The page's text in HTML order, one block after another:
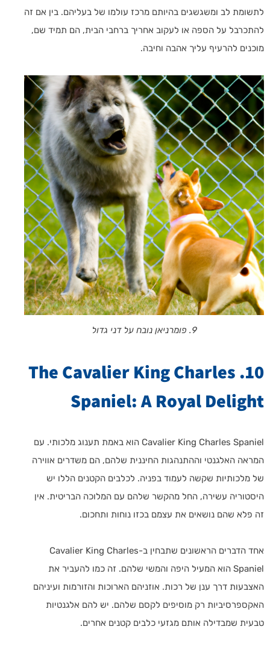
לתשומת לב ומשגשגים בהיותם מרכז עולמו של בעליהם. בין אם זה
להתכרבל על הספה או לעקוב אחריך ברחבי הבית, הם תמיד שם,
מוכנים להרעיף עליך אהבה וחיבה.
9. פומרניאן נובח על דני גדול
10. The Cavalier King Charles
Spaniel: A Royal Delight
Cavalier King Charles Spaniel הוא באמת תענוג מלכותי. עם
המראה האלגנטי וההתנהגות החיננית שלהם, הם משדרים אווירה
של מלכותיות שקשה לעמוד בפניה. לכלבים הקטנים הללו יש
היסטוריה עשירה, החל מהקשר שלהם עם המלוכה הבריטית. אין
זה פלא שהם נושאים את עצמם בכזו נוחות ותחכום.
אחד הדברים הראשונים שתבחין ב-Cavalier King Charles
Spaniel הוא המעיל היפה והמשי שלהם. זה כמו להעביר את
האצבעות דרך ענן של רכות. אוזניהם הארוכות והזורמות ועיניהם
האקספרסיביות רק מוסיפים לקסם שלהם. יש להם אלגנטיות
טבעית שמבדילה אותם מגזעי כלבים קטנים אחרים.